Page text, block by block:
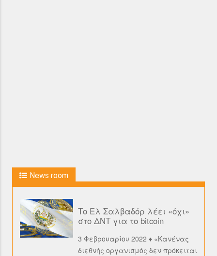
News room
Το Ελ Σαλβαδόρ λέει «όχι»
στο ΔΝΤ για το bitcoin
3 Φεβρουαρίου 2022 ♦ «Κανένας
διεθνής οργανισμός δεν πρόκειται